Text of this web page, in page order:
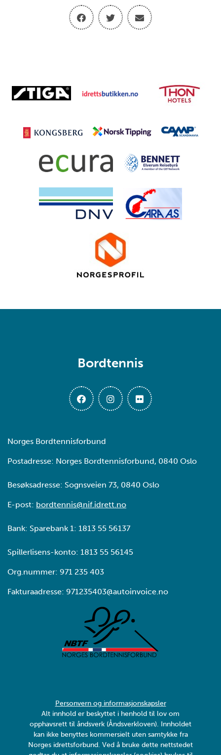
Bordtennis
Norges Bordtennisforbund
Postadresse: Norges Bordtennisforbund, 0840 Oslo
Besøksadresse: Sognsveien 73, 0840 Oslo
E-post: bordtennis@nif.idrett.no
Bank: Sparebank 1: 1813 55 56137
Spillerlisens-konto: 1813 55 56145
Org.nummer: 971 235 403
Fakturaadresse: 971235403@autoinvoice.no
Personvern og informasjonskapsler
Alt innhold er beskyttet i henhold til lov om
opphavsrett til åndsverk (Åndsverkloven). Innholdet
kan ikke benyttes kommersielt uten samtykke fra
Norges idrettsforbund. Ved å bruke dette nettstedet